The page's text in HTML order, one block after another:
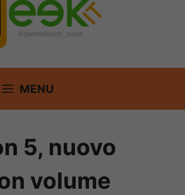
MENU
5, nuovo
volume